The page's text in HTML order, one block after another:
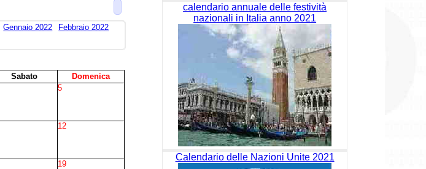
Gennaio 2022
Febbraio 2022
Sabato Domenica
5
12
19
calendario annuale delle festività
nazionali in Italia anno 2021
Calendario delle Nazioni Unite 2021